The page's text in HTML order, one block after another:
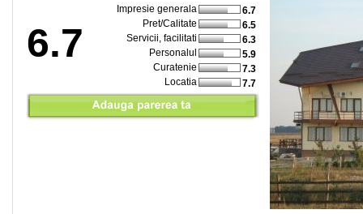
6.7
Impresie generala
6.7
Pret/Calitate
6.5
Servicii, facilitati
6.3
Personalul
5.9
Curatenie
7.3
Locatia
7.7